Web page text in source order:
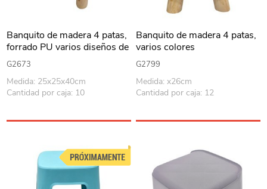
Banquito de madera 4 patas,
forrado PU varios diseños de
animales en bolsa
G2673
Medida: 25x25x40cm
Cantidad por caja: 10
Banquito de madera 4 patas,
varios colores
G2799
Medida: x26cm
Cantidad por caja: 12